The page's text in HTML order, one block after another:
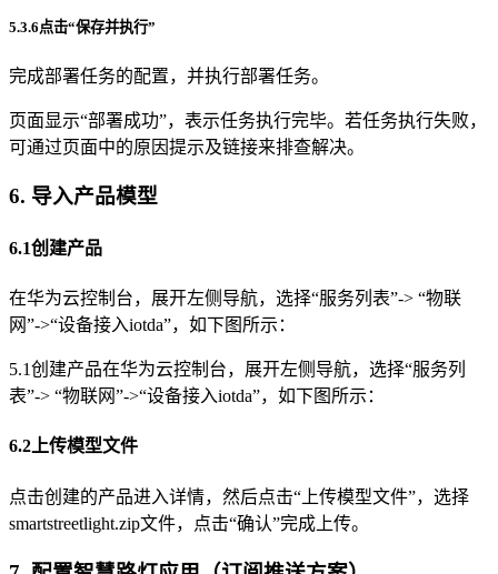
5.3.6点击“保存并执行”
完成部署任务的配置，并执行部署任务。
页面显示“部署成功”，表示任务执行完毕。若任务执行失败，
可通过页面中的原因提示及链接来排查解决。
6. 导入产品模型
6.1创建产品
在华为云控制台，展开左侧导航，选择“服务列表”-> “物联
网”->“设备接入iotda”，如下图所示：
5.1创建产品在华为云控制台，展开左侧导航，选择“服务列
表”-> “物联网”->“设备接入iotda”，如下图所示：
6.2上传模型文件
点击创建的产品进入详情，然后点击“上传模型文件”，选择
smartstreetlight.zip文件，点击“确认”完成上传。